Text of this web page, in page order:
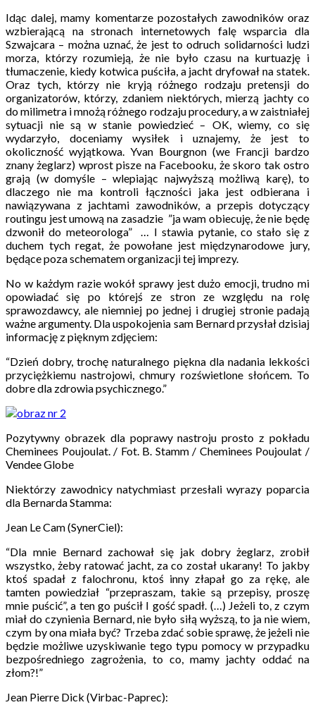
Idąc dalej, mamy komentarze pozostałych zawodników oraz
wzbierającą na stronach internetowych falę wsparcia dla
Szwajcara – można uznać, że jest to odruch solidarności ludzi
morza, którzy rozumieją, że nie było czasu na kurtuazję i
tłumaczenie, kiedy kotwica puściła, a jacht dryfował na statek.
Oraz tych, którzy nie kryją różnego rodzaju pretensji do
organizatorów, którzy, zdaniem niektórych, mierzą jachty co
do milimetra i mnożą różnego rodzaju procedury, a w zaistniałej
sytuacji nie są w stanie powiedzieć – OK, wiemy, co się
wydarzyło, doceniamy wysiłek i uznajemy, że jest to
okoliczność wyjątkowa. Yvan Bourgnon (we Francji bardzo
znany żeglarz) wprost pisze na Facebooku, że skoro tak ostro
grają (w domyśle – wlepiając najwyższą możliwą karę), to
dlaczego nie ma kontroli łączności jaka jest odbierana i
nawiązywana z jachtami zawodników, a przepis dotyczący
routingu jest umową na zasadzie ”ja wam obiecuję, że nie będę
dzwonił do meteorologa” … I stawia pytanie, co stało się z
duchem tych regat, że powołane jest międzynarodowe jury,
będące poza schematem organizacji tej imprezy.
No w każdym razie wokół sprawy jest dużo emocji, trudno mi
opowiadać się po którejś ze stron ze względu na rolę
sprawozdawcy, ale niemniej po jednej i drugiej stronie padają
ważne argumenty. Dla uspokojenia sam Bernard przysłał dzisiaj
informację z pięknym zdjęciem:
“Dzień dobry, trochę naturalnego piękna dla nadania lekkości
przyciężkiemu nastrojowi, chmury rozświetlone słońcem. To
dobre dla zdrowia psychicznego.”
Pozytywny obrazek dla poprawy nastroju prosto z pokładu
Cheminees Poujoulat. / Fot. B. Stamm / Cheminees Poujoulat /
Vendee Globe
Niektórzy zawodnicy natychmiast przesłali wyrazy poparcia
dla Bernarda Stamma:
Jean Le Cam (SynerCiel):
“Dla mnie Bernard zachował się jak dobry żeglarz, zrobił
wszystko, żeby ratować jacht, za co został ukarany! To jakby
ktoś spadał z falochronu, ktoś inny złapał go za rękę, ale
tamten powiedział “przepraszam, takie są przepisy, proszę
mnie puścić”, a ten go puścił I gość spadł. (…) Jeżeli to, z czym
miał do czynienia Bernard, nie było siłą wyższą, to ja nie wiem,
czym by ona miała być? Trzeba zdać sobie sprawę, że jeżeli nie
będzie możliwe uzyskiwanie tego typu pomocy w przypadku
bezpośredniego zagrożenia, to co, mamy jachty oddać na
złom?!”
Jean Pierre Dick (Virbac-Paprec):